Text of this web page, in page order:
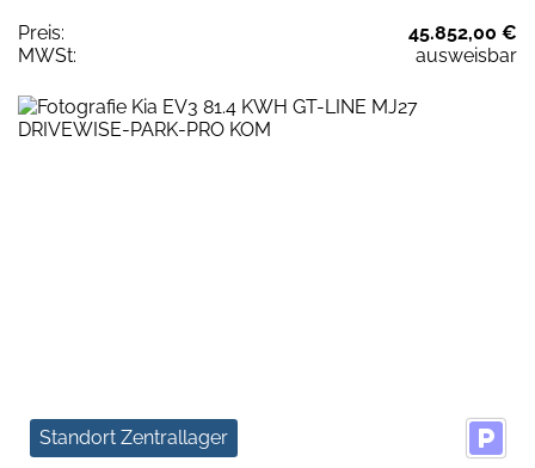
Preis:
45.852,00 €
MWSt:
ausweisbar
Standort Zentrallager